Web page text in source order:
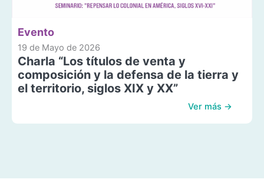
Evento
19 de Mayo de 2026
Charla “Los títulos de venta y
composición y la defensa de la tierra y
el territorio, siglos XIX y XX”
Ver más →